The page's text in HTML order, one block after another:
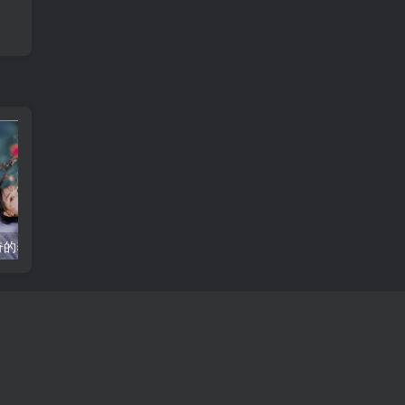
养生草本植物